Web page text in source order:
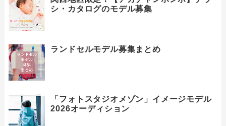
シ・カタログのモデル募集
ランドセルモデル募集まとめ
「フォトスタジオメゾン」イメージモデル
2026オーディション